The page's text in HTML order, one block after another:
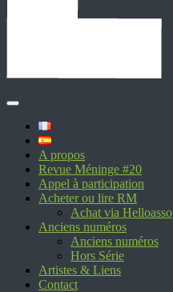
A propos
Revue Méninge #20
Appel à participation
Acheter ou lire RM
Achat via Helloasso
Anciens numéros
Anciens numéros
Hors Série
Artistes & Liens
Contact